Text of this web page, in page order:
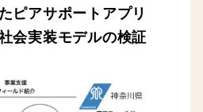
ピアサポートアプリ
会実装モデルの検証